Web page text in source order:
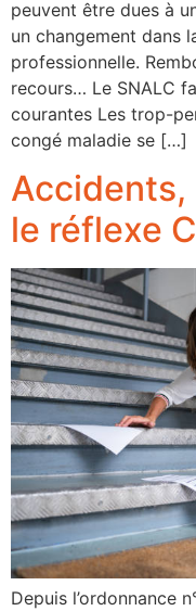
peuvent être dues à
un changement dans
professionnelle.
recours… Le SNALC
courantes Les trop-
congé maladie se […]
Accidents,
le réflexe
Depuis l’ordonnance